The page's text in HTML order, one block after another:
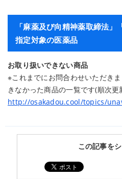
「麻薬及び向精神薬取締法
指定対象の医薬品
お取り扱いできない商品
※これまでにお問合わせいただき
きなかった商品の一覧です(順次更
http://osakadou.cool/topics/
この記事を